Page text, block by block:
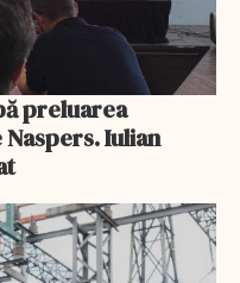
preluarea
Iulian